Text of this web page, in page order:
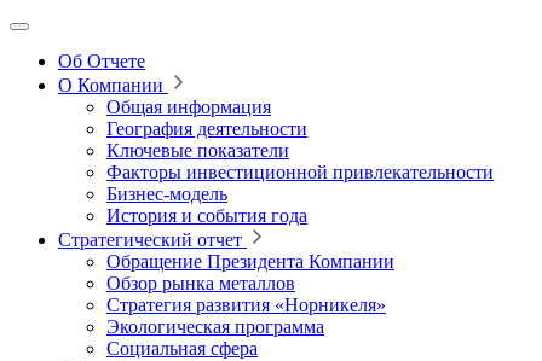
Об Отчете
О Компании
Общая информация
География деятельности
Ключевые показатели
Факторы инвестиционной привлекательности
Бизнес-модель
История и события года
Стратегический отчет
Обращение Президента Компании
Обзор рынка металлов
Стратегия развития «Норникеля»
Экологическая программа
Социальная сфера